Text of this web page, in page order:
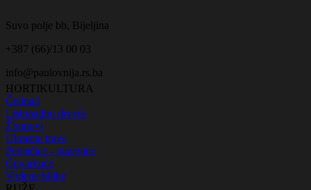
Suvo polje bb, Bijeljina
+387 (66)/13 00 03
info@paulovnija.rs.ba
HORTIKULTURA
Četinari
Listopadno drveće
Žbunovi
Ukrasne trave
Penjačice - puzavice
Čuvarkuće
Vodene biljke